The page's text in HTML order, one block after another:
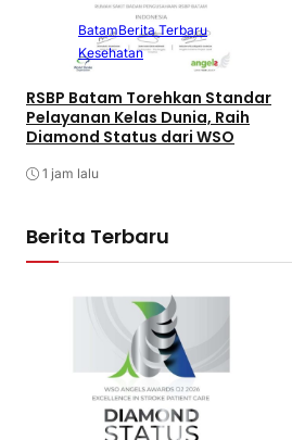
BatamBerita Terbaru
Kesehatan
RSBP Batam Torehkan Standar
Pelayanan Kelas Dunia, Raih
Diamond Status dari WSO
1 jam lalu
Berita Terbaru